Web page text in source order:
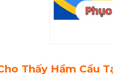
Thấy Hầm Cầu